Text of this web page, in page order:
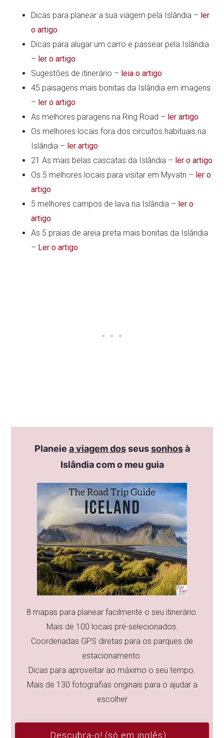
Dicas para planear a sua viagem pela Islândia – ler
o artigo
Dicas para alugar um carro e passear pela Islândia
– ler o artigo
Sugestões de itinerário – leia o artigo
45 paisagens mais bonitas da Islândia em imagens
– ler o artigo
As melhores paragens na Ring Road – ler artigo
Os melhores locais fora dos circuitos habituais na
Islândia – ler artigo
21 As mais belas cascatas da Islândia – ler o artigo
Os 5 melhores locais para visitar em Myvatn – ler o
artigo
5 melhores campos de lava na Islândia – ler o
artigo
As 5 praias de areia preta mais bonitas da Islândia
– Ler o artigo
Planeie a viagem dosseussonhosà
Islândia com o meu guia
8 mapas para planear facilmente o seu itinerário.
Mais de 100 locais pré-selecionados.
Coordenadas GPS diretas para os parques de
estacionamento.
Dicas para aproveitar ao máximo o seu tempo.
Mais de 130 fotografias originais para o ajudar a
escolher
Descubra-o! (só em inglês)